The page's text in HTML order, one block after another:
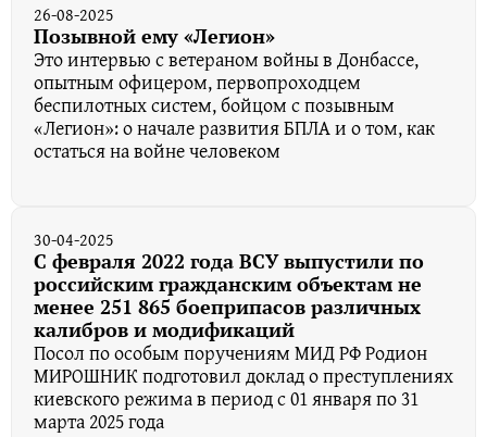
26-08-2025
Позывной ему «Легион»
Это интервью с ветераном войны в Донбассе,
опытным офицером, первопроходцем
беспилотных систем, бойцом с позывным
«Легион»: о начале развития БПЛА и о том, как
остаться на войне человеком
30-04-2025
С февраля 2022 года ВСУ выпустили по
российским гражданским объектам не
менее 251 865 боеприпасов различных
калибров и модификаций
Посол по особым поручениям МИД РФ Родион
МИРОШНИК подготовил доклад о преступлениях
киевского режима в период с 01 января по 31
марта 2025 года